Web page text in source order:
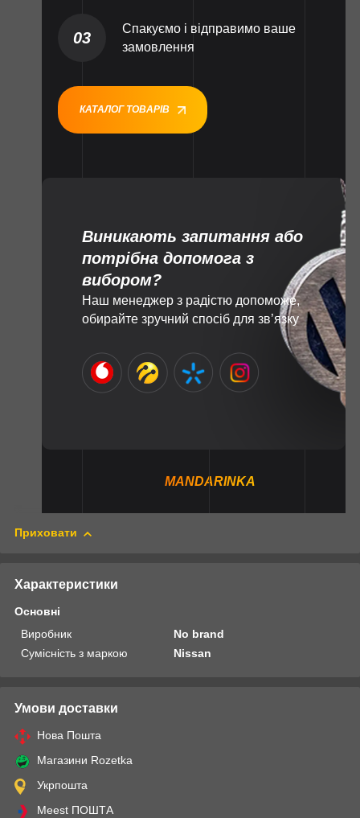
03
Спакуємо і відправимо ваше
замовлення
КАТАЛОГ ТОВАРІВ
Виникають запитання або
потрібна допомога з
вибором?
Наш менеджер з радістю допоможе,
обирайте зручний спосіб для зв’язку
MANDARINKA
Приховати
Характеристики
Основні
Виробник
No brand
Сумісність з маркою
Nissan
Умови доставки
Нова Пошта
Магазини Rozetka
Укрпошта
Meest ПОШТА